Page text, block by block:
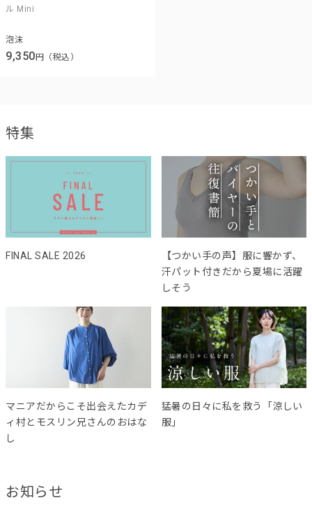
ル Mini
泡沫
9,350 円（税込）
特集
FINAL SALE 2026
【つかい手の声】服に響かず、
汗パット付きだから夏場に活躍
しそう
マニアだからこそ出会えたカデ
ィ村とモスリン兄さんのおはな
し
猛暑の日々に私を救う「涼しい
服」
お知らせ